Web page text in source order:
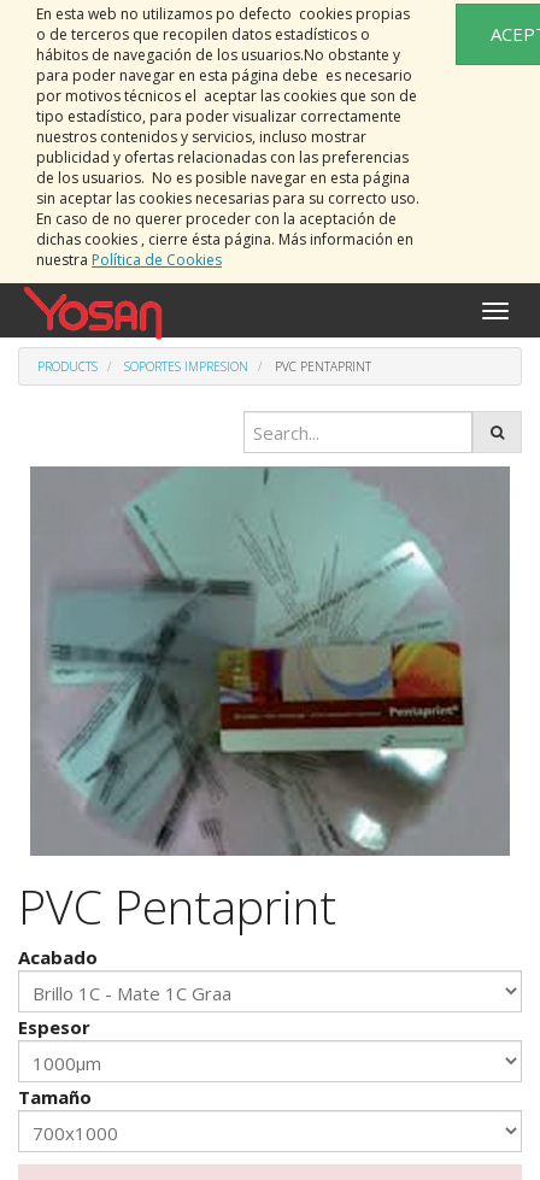
En esta web no utilizamos po defecto cookies propias
o de terceros que recopilen datos estadísticos o
hábitos de navegación de los usuarios.No obstante y
para poder navegar en esta página debe es necesario
por motivos técnicos el aceptar las cookies que son de
tipo estadístico, para poder visualizar correctamente
nuestros contenidos y servicios, incluso mostrar
publicidad y ofertas relacionadas con las preferencias
de los usuarios. No es posible navegar en esta página
sin aceptar las cookies necesarias para su correcto uso.
En caso de no querer proceder con la aceptación de
dichas cookies , cierre ésta página. Más información en
nuestra Política de Cookies
Toggle
PRODUCTS SOPORTES IMPRESION PVC PENTAPRINT
PVC Pentaprint
Acabado
Espesor
Tamaño